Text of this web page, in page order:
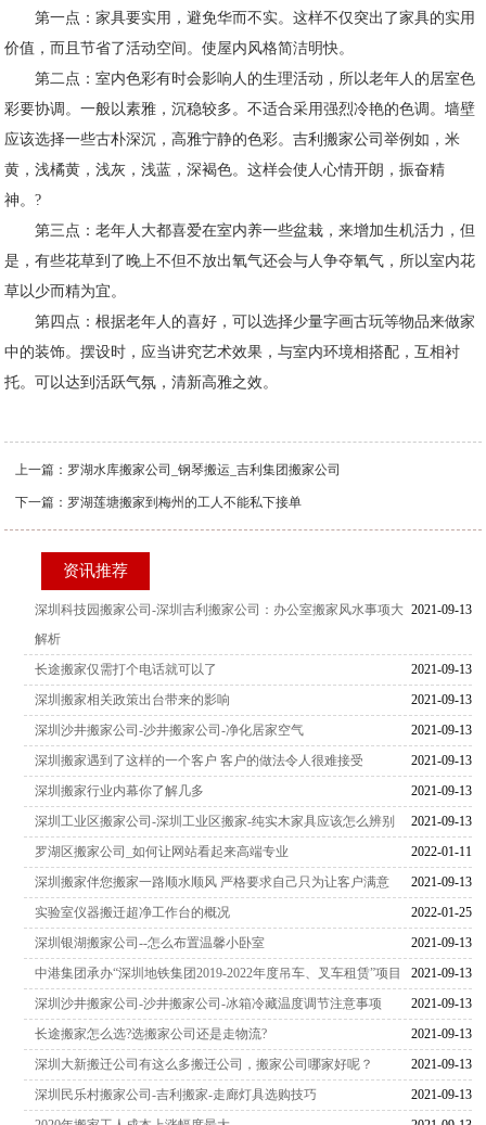
第一点：家具要实用，避免华而不实。这样不仅突出了家具的实用
价值，而且节省了活动空间。使屋内风格简洁明快。
第二点：室内色彩有时会影响人的生理活动，所以老年人的居室色
彩要协调。一般以素雅，沉稳较多。不适合采用强烈冷艳的色调。墙壁
应该选择一些古朴深沉，高雅宁静的色彩。吉利搬家公司举例如，米
黄，浅橘黄，浅灰，浅蓝，深褐色。这样会使人心情开朗，振奋精
神。?
第三点：老年人大都喜爱在室内养一些盆栽，来增加生机活力，但
是，有些花草到了晚上不但不放出氧气还会与人争夺氧气，所以室内花
草以少而精为宜。
第四点：根据老年人的喜好，可以选择少量字画古玩等物品来做家
中的装饰。摆设时，应当讲究艺术效果，与室内环境相搭配，互相衬
托。可以达到活跃气氛，清新高雅之效。
上一篇： 罗湖水库搬家公司_钢琴搬运_吉利集团搬家公司
下一篇： 罗湖莲塘搬家到梅州的工人不能私下接单
资讯推荐
2021-09-13
深圳科技园搬家公司-深圳吉利搬家公司：办公室搬家风水事项大
解析
2021-09-13
长途搬家仅需打个电话就可以了
2021-09-13
深圳搬家相关政策出台带来的影响
2021-09-13
深圳沙井搬家公司-沙井搬家公司-净化居家空气
2021-09-13
深圳搬家遇到了这样的一个客户 客户的做法令人很难接受
2021-09-13
深圳搬家行业内幕你了解几多
2021-09-13
深圳工业区搬家公司-深圳工业区搬家-纯实木家具应该怎么辨别
2022-01-11
罗湖区搬家公司_如何让网站看起来高端专业
2021-09-13
深圳搬家伴您搬家一路顺水顺风 严格要求自己只为让客户满意
2022-01-25
实验室仪器搬迁超净工作台的概况
2021-09-13
深圳银湖搬家公司--怎么布置温馨小卧室
2021-09-13
中港集团承办“深圳地铁集团2019-2022年度吊车、叉车租赁”项目
2021-09-13
深圳沙井搬家公司-沙井搬家公司-冰箱冷藏温度调节注意事项
2021-09-13
长途搬家怎么选?选搬家公司还是走物流?
2021-09-13
深圳大新搬迁公司有这么多搬迁公司，搬家公司哪家好呢？
2021-09-13
深圳民乐村搬家公司-吉利搬家-走廊灯具选购技巧